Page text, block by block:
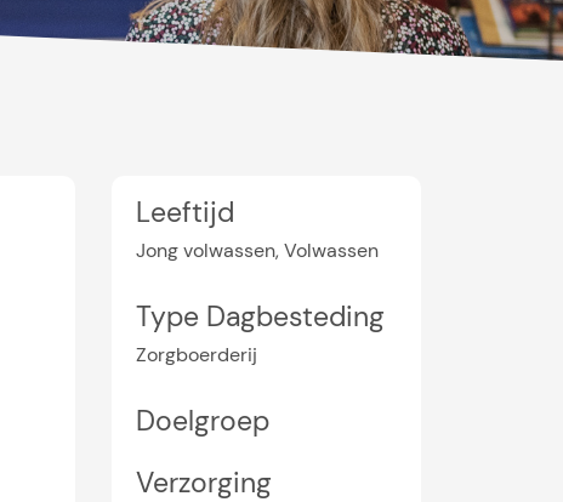
Leeftijd
Jong volwassen, Volwassen
Type Dagbesteding
Zorgboerderij
Doelgroep
Verzorging